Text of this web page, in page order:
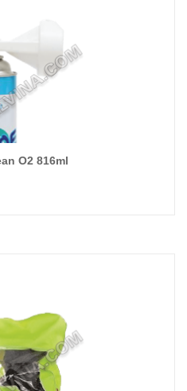
Chi tiết
O2 816ml